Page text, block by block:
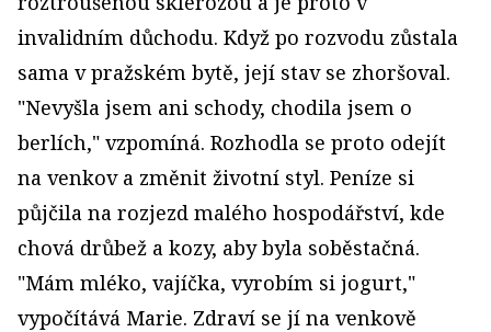
invalidním důchodu. Když po rozvodu zůstala
sama v pražském bytě, její stav se zhoršoval.
"Nevyšla jsem ani schody, chodila jsem o
berlích," vzpomíná. Rozhodla se proto odejít
na venkov a změnit životní styl. Peníze si
půjčila na rozjezd malého hospodářství, kde
chová drůbež a kozy, aby byla soběstačná.
"Mám mléko, vajíčka, vyrobím si jogurt,"
vypočítává Marie. Zdraví se jí na venkově